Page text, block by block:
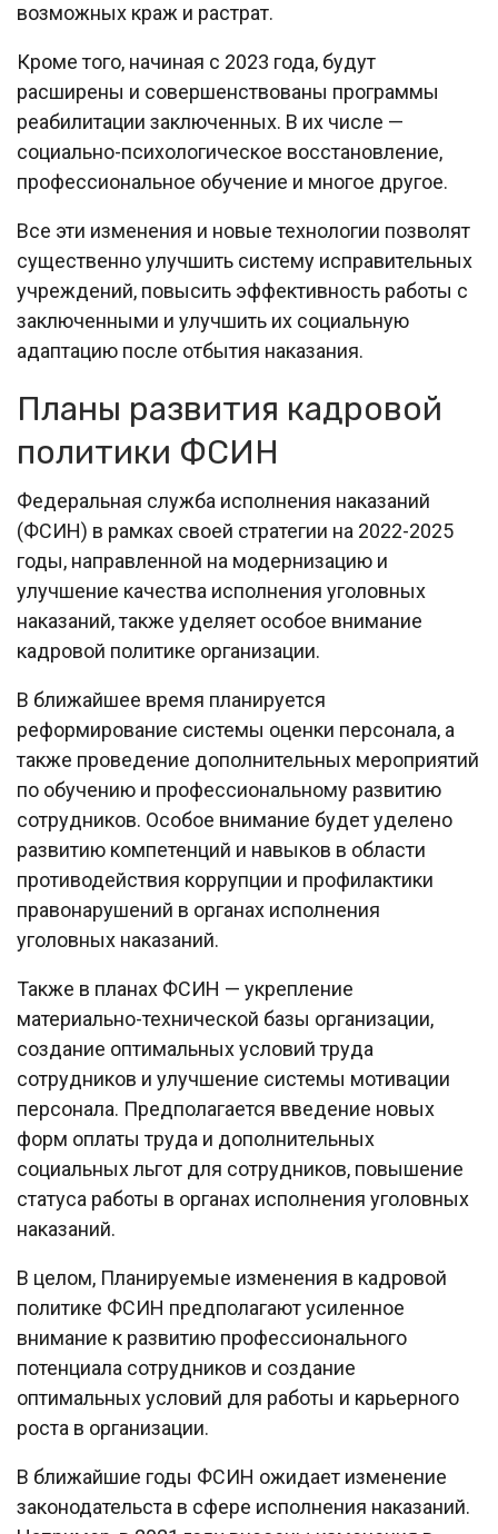
возможных краж и растрат.
Кроме того, начиная с 2023 года, будут
расширены и совершенствованы программы
реабилитации заключенных. В их числе —
социально-психологическое восстановление,
профессиональное обучение и многое другое.
Все эти изменения и новые технологии позволят
существенно улучшить систему исправительных
учреждений, повысить эффективность работы с
заключенными и улучшить их социальную
адаптацию после отбытия наказания.
Планы развития кадровой
политики ФСИН
Федеральная служба исполнения наказаний
(ФСИН) в рамках своей стратегии на 2022-2025
годы, направленной на модернизацию и
улучшение качества исполнения уголовных
наказаний, также уделяет особое внимание
кадровой политике организации.
В ближайшее время планируется
реформирование системы оценки персонала, а
также проведение дополнительных мероприятий
по обучению и профессиональному развитию
сотрудников. Особое внимание будет уделено
развитию компетенций и навыков в области
противодействия коррупции и профилактики
правонарушений в органах исполнения
уголовных наказаний.
Также в планах ФСИН — укрепление
материально-технической базы организации,
создание оптимальных условий труда
сотрудников и улучшение системы мотивации
персонала. Предполагается введение новых
форм оплаты труда и дополнительных
социальных льгот для сотрудников, повышение
статуса работы в органах исполнения уголовных
наказаний.
В целом, Планируемые изменения в кадровой
политике ФСИН предполагают усиленное
внимание к развитию профессионального
потенциала сотрудников и создание
оптимальных условий для работы и карьерного
роста в организации.
В ближайшие годы ФСИН ожидает изменение
законодательста в сфере исполнения наказаний.